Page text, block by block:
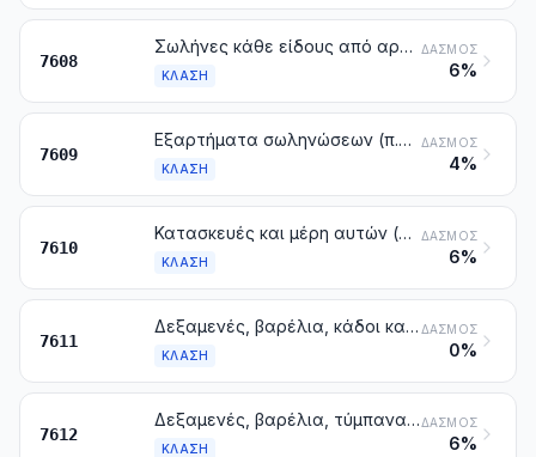
7608
Σωλήνες κάθε είδους από αργίλιο
ΚΛΆΣΗ
ΔΑΣΜΌΣ
6%
7609
Εξαρτήματα σωληνώσεων (π.χ. σύνδεσμοι, γωνίες, περιβλήματα) από αργίλιο
ΚΛΆΣΗ
ΔΑΣΜΌΣ
4%
7610
Κατασκευές και μέρη αυτών (π.χ. γέφυρες και μέρη αυτών, πύργοι, πυλώνες στύλοι, σκελετοί, στέγες, πόρτες, παράθυρα και τα πλαίσια τους, περβάζια και κατώφλια, κιγκλιδώματα), από αργίλιο, με εξαίρεση τα προκατασκευασμένα κτίρια της κλάσης 9406. Πλάκες και φύλλα, ράβδοι, είδη με καθορισμένη μορφή, σωλήνες και παρόμοια, από αργίλιο, προετοιμασμένα για να χρησιμοποιηθούν σε κατασκευές
ΚΛΆΣΗ
ΔΑΣΜΌΣ
6%
7611
Δεξαμενές, βαρέλια, κάδοι και παρόμοια δοχεία για όλες τις ύλες (με εξαίρεση τα συμπιεσμένα ή υγροποιημένα αέρια), από αργίλιο, με χωρικότητα που υπερβαίνει τα 300 l, χωρίς μηχανικές ή θερμικές διατάξεις, έστω και με εσωτερική επένδυση ή θερμομόνωση
ΚΛΆΣΗ
ΔΑΣΜΌΣ
0%
7612
Δεξαμενές, βαρέλια, τύμπανα, μπιτόνια, κουτιά και παρόμοια δοχεία, από αργίλιο (στα οποία περιλαμβάνονται και οι σωληνωτές θήκες, εύκαμπτες ή μη), για όλες τις ύλες (με εξαίρεση τα συμπιεσμένα ή υγροποιημένα αέρια), με χωρητικότητα που δεν υπερβαίνει τα 300 l, χωρίς μηχανικές ή θερμικές διατάξεις, έστω και με εσωτερική επένδυση ή θερμομόνωση
ΚΛΆΣΗ
ΔΑΣΜΌΣ
6%